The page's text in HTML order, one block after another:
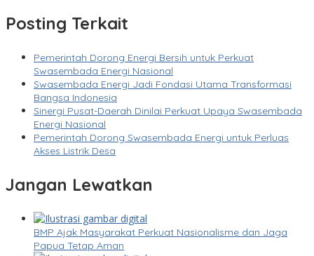
Posting Terkait
Pemerintah Dorong Energi Bersih untuk Perkuat
Swasembada Energi Nasional
Swasembada Energi Jadi Fondasi Utama Transformasi
Bangsa Indonesia
Sinergi Pusat-Daerah Dinilai Perkuat Upaya Swasembada
Energi Nasional
Pemerintah Dorong Swasembada Energi untuk Perluas
Akses Listrik Desa
Jangan Lewatkan
BMP Ajak Masyarakat Perkuat Nasionalisme dan Jaga
Papua Tetap Aman